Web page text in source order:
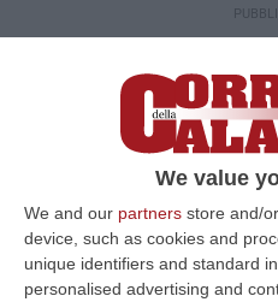
We value
We and our partners store and/
device, such as cookies and
unique identifiers and standard
personalised advertising and